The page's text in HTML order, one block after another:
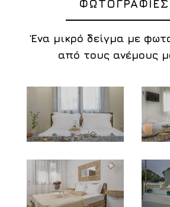
ΦΩΤΟΓΡΑΦΙΕΣ
Ένα μικρό δείγμα με
από τους ανέμους